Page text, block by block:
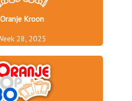
Oranje Kroon
28, 2025